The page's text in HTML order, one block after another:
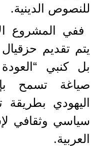
للنصوص الدينية.
ففي المشروع
يتم تقديم
بل كنبي
صياغة تسمح
اليهودي بطريقة
سياسي وثقافي
العربية.